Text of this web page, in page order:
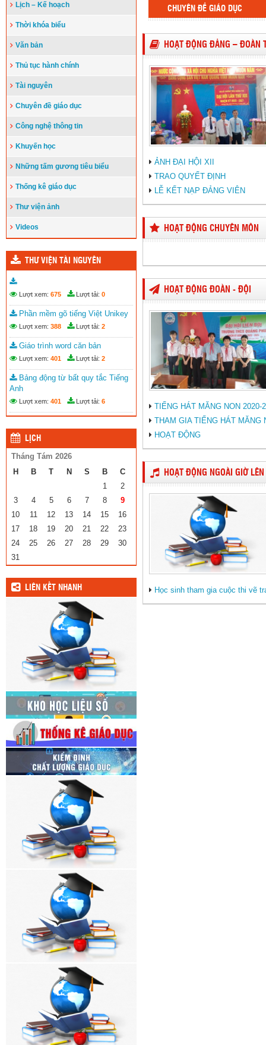
Lịch – Kế hoạch
Thời khóa biểu
Văn bản
Thủ tục hành chính
Tài nguyên
Chuyên đề giáo dục
Công nghệ thông tin
Khuyến học
Những tấm gương tiêu biểu
Thống kê giáo dục
Thư viện ảnh
Videos
THƯ VIỆN TÀI NGUYÊN
Lượt xem: 675 Lượt tải: 0
Phần mềm gõ tiếng Việt Unikey
Lượt xem: 388 Lượt tải: 2
Giáo trình word căn bản
Lượt xem: 401 Lượt tải: 2
Bảng động từ bất quy tắc Tiếng
Anh
Lượt xem: 401 Lượt tải: 6
LỊCH
Tháng Tám 2026
H
B T N S B
C
1
2
3
4 5 6 7 8
9
10
11 12 13 14 15
16
17
18 19 20 21 22
23
24
25 26 27 28 29
30
31
LIÊN KẾT NHANH
CHUYÊN ĐỀ GIÁO DỤC
HOẠT ĐỘNG ĐẢNG – ĐOÀN
ẢNH ĐẠI HỘI XII
TRAO QUYẾT ĐỊNH
LỄ KẾT NẠP ĐẢNG VIÊN
HOẠT ĐỘNG CHUYÊN MÔN
HOẠT ĐỘNG ĐOÀN - ĐỘI
TIẾNG HÁT MĂNG NON 2020-
THAM GIA TIẾNG HÁT MĂNG
HOẠT ĐỘNG
HOẠT ĐỘNG NGOÀI GIỜ
Học sinh tham gia cuộc thi vẽ